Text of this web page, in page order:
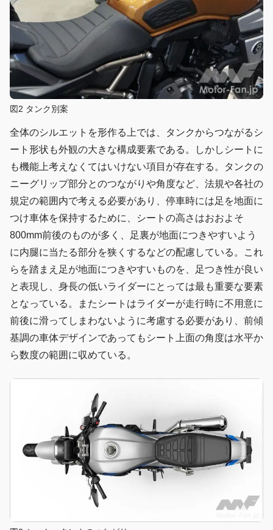
図2 タンク別案
全体のシルエットを形作る上では、タンクからつながるシ
ート形状も外観の大きな構成要素である。しかしシートに
も機能上考えなくてはいけない項目が存在する。タンクの
ニーグリップ部分とのつながりや角度など、法規や各社の
規定の範囲内で考える必要があり、停車時には足を地面に
つけ車体を保持するために、シートの高さはおおよそ
800mm前後のものが多く、足裏が地面につきやすいよう
に内腿に当たる部分を狭くするなどの配慮している。これ
らを踏まえ足が地面につきやすいものを、足つき性が良い
と表現し、身長の低いライダーにとっては最も重要な要素
となっている。またシートはライダーが走行時に不用意に
前後に滑ってしまわないように考慮する必要があり、前傾
基調の車体デザインであってもシート上面の角度は水平か
ら数度の範囲に収めている。